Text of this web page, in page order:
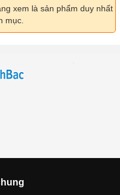
xem là sản phẩm duy nhất
mục.